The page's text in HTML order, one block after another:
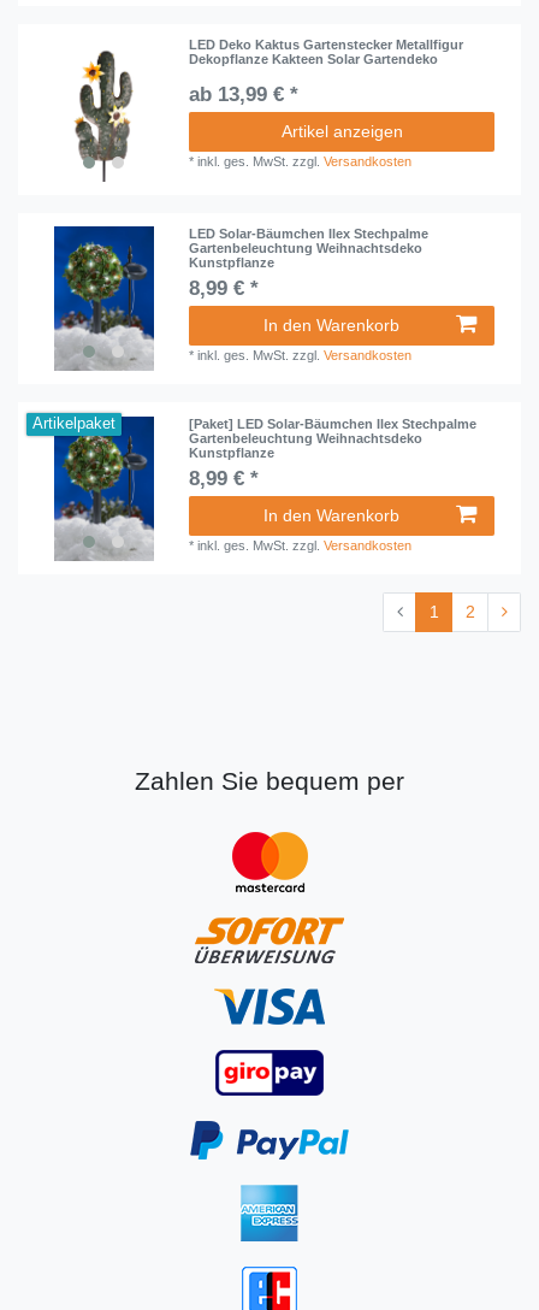
LED Deko Kaktus Gartenstecker Metallfigur
Dekopflanze Kakteen Solar Gartendeko
ab 13,99 € *
Artikel anzeigen
*inkl. ges. MwSt. zzgl.Versandkosten
LED Solar-Bäumchen Ilex Stechpalme
Gartenbeleuchtung Weihnachtsdeko
Kunstpflanze
8,99 € *
In den Warenkorb
*inkl. ges. MwSt. zzgl.Versandkosten
Artikelpaket
[Paket] LED Solar-Bäumchen Ilex Stechpalme
Gartenbeleuchtung Weihnachtsdeko
Kunstpflanze
8,99 € *
In den Warenkorb
*inkl. ges. MwSt. zzgl.Versandkosten
1 2
Zahlen Sie bequem per